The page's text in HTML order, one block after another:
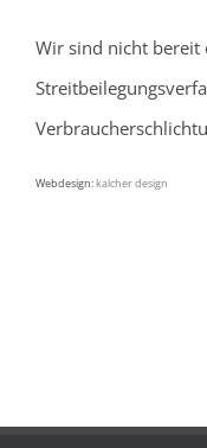
Wir sind nicht bereit
Webdesign:kalcher design